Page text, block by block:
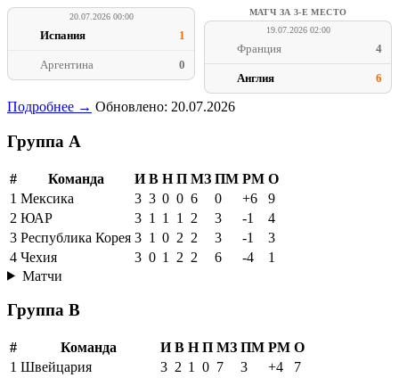
20.07.2026 00:00
Испания 1
Аргентина 0
МАТЧ ЗА 3-Е МЕСТО
19.07.2026 02:00
Франция 4
Англия 6
Подробнее → Обновлено: 20.07.2026
Группа A
# Команда И В Н П МЗ ПМ РМ О
1 Мексика 3 3 0 0 6 0 +6
9
2 ЮАР 3 1 1 1 2 3 -1
4
3 Республика Корея 3 1 0 2 2 3 -1
3
4 Чехия 3 0 1 2 2 6 -4
1
Матчи
Группа B
# Команда И В Н П МЗ ПМ РМ О
1 Швейцария 3 2 1 0 7 3 +4
7